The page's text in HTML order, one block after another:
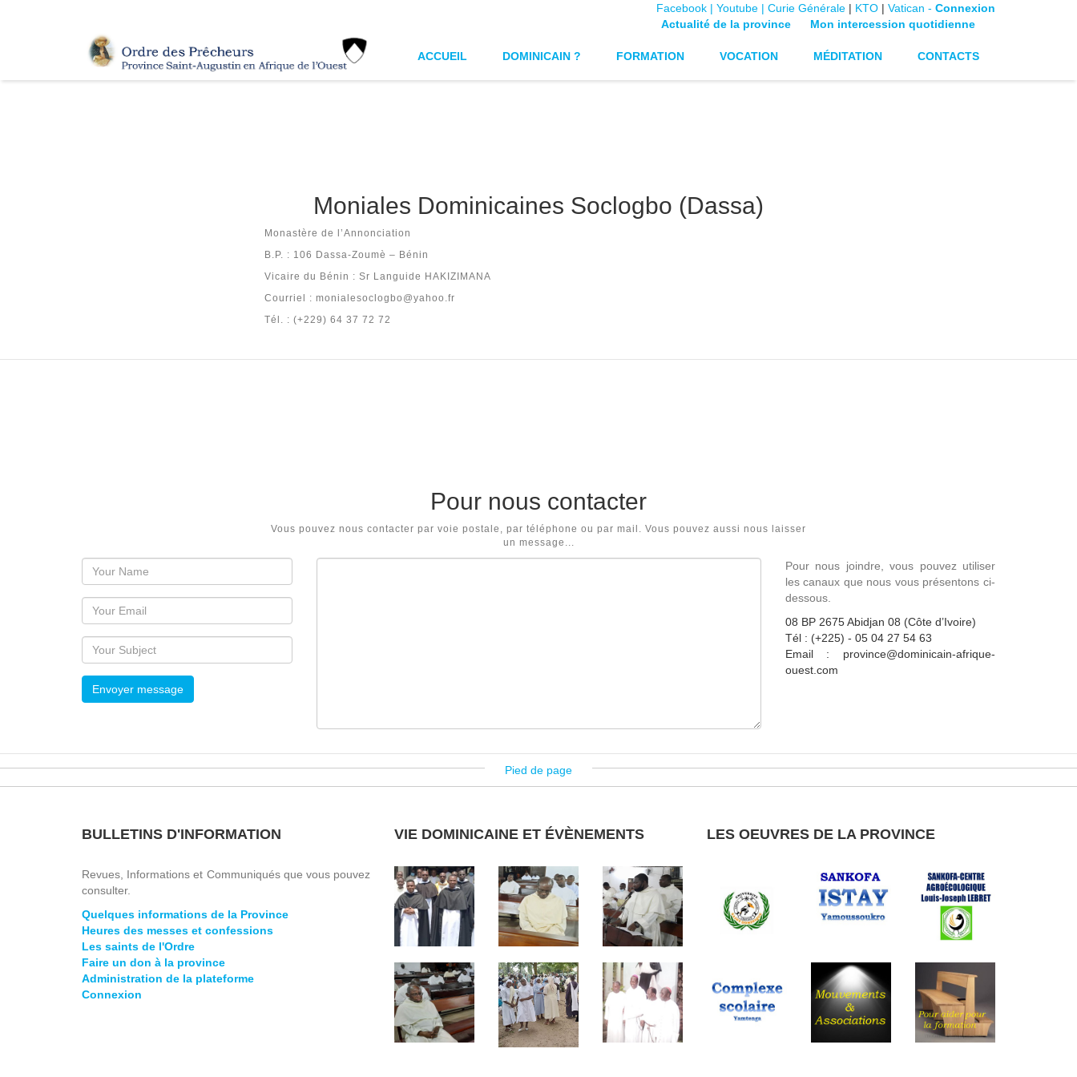
Facebook | Youtube | Curie Générale | KTO | Vatican - Connexion
Actualité de la province
Mon intercession quotidienne
ACCUEIL DOMINICAIN ? FORMATION VOCATION MÉDITATION CONTACTS
Moniales Dominicaines Soclogbo (Dassa)
Monastère de l’Annonciation
B.P. : 106 Dassa-Zoumè – Bénin
Vicaire du Bénin : Sr Languide HAKIZIMANA
Courriel : monialesoclogbo@yahoo.fr
Tél. : (+229) 64 37 72 72
Pour nous contacter
Vous pouvez nous contacter par voie postale, par téléphone ou par mail. Vous pouvez aussi nous laisser
un message...
Envoyer message
Pour nous joindre, vous pouvez utiliser
les canaux que nous vous présentons ci-
dessous.
08 BP 2675 Abidjan 08 (Côte d’Ivoire)
Tél : (+225) - 05 04 27 54 63
Email : province@dominicain-afrique-
ouest.com
Pied de page
BULLETINS D'INFORMATION
Revues, Informations et Communiqués que vous pouvez
consulter.
Quelques informations de la Province
Heures des messes et confessions
Les saints de l'Ordre
Faire un don à la province
Administration de la plateforme
Connexion
VIE DOMINICAINE ET ÉVÈNEMENTS LES OEUVRES DE LA PROVINCE